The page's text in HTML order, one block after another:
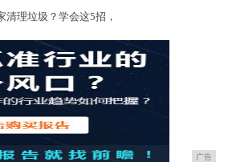
理垃圾？学会这5招，
广告